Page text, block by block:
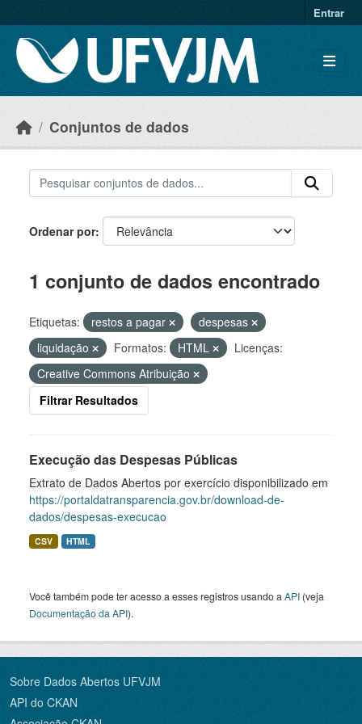
Entrar
Conjuntos de dados
Ordenar por
1 conjunto de dados encontrado
Etiquetas: restos a pagar
despesas
liquidação
Formatos: HTML
Licenças:
Creative Commons Atribuição
Filtrar Resultados
Execução das Despesas Públicas
Extrato de Dados Abertos por exercício disponibilizado em
https://portaldatransparencia.gov.br/download-de-
dados/despesas-execucao
CSV HTML
Você também pode ter acesso a esses registros usando a API (veja
Documentação da API).
Sobre Dados Abertos UFVJM
API do CKAN